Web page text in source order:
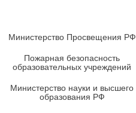
Министерство Просвещения РФ
Пожарная безопасность
образовательных учреждений
Министерство науки и высшего
образования РФ